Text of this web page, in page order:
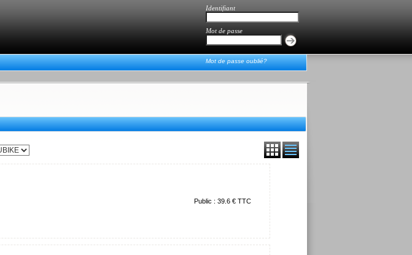
Identifiant
Mot de passe
Mot de passe oublié?
Public : 39.6 € TTC